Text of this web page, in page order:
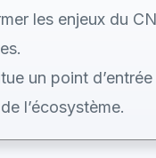
les enjeux du
un point
l’écosystème.